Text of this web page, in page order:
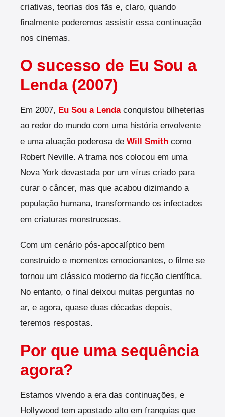
criativas, teorias dos fãs e, claro, quando
finalmente poderemos assistir essa continuação
nos cinemas.
O sucesso de Eu Sou a
Lenda (2007)
Em 2007, Eu Sou a Lendaconquistou bilheterias
ao redor do mundo com uma história envolvente
e uma atuação poderosa de Will Smith como
Robert Neville. A trama nos colocou em uma
Nova York devastada por um vírus criado para
curar o câncer, mas que acabou dizimando a
população humana, transformando os infectados
em criaturas monstruosas.
Com um cenário pós-apocalíptico bem
construído e momentos emocionantes, o filme se
tornou um clássico moderno da ficção científica.
No entanto, o final deixou muitas perguntas no
ar, e agora, quase duas décadas depois,
teremos respostas.
Por que uma sequência
agora?
Estamos vivendo a era das continuações, e
Hollywood tem apostado alto em franquias que